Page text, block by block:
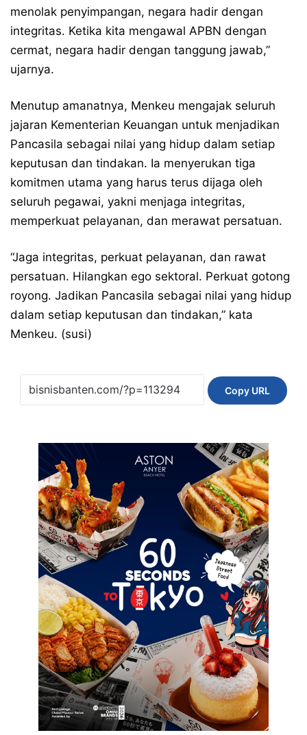
menolak penyimpangan, negara hadir dengan
integritas. Ketika kita mengawal APBN dengan
cermat, negara hadir dengan tanggung jawab,”
ujarnya.
Menutup amanatnya, Menkeu mengajak seluruh
jajaran Kementerian Keuangan untuk menjadikan
Pancasila sebagai nilai yang hidup dalam setiap
keputusan dan tindakan. Ia menyerukan tiga
komitmen utama yang harus terus dijaga oleh
seluruh pegawai, yakni menjaga integritas,
memperkuat pelayanan, dan merawat persatuan.
“Jaga integritas, perkuat pelayanan, dan rawat
persatuan. Hilangkan ego sektoral. Perkuat gotong
royong. Jadikan Pancasila sebagai nilai yang hidup
dalam setiap keputusan dan tindakan,” kata
Menkeu. (susi)
Copy URL